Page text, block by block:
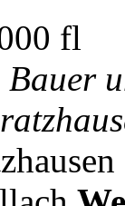
fl
Bauer